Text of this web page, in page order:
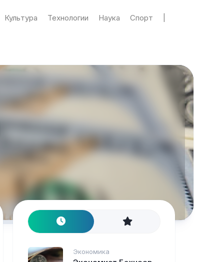
Культура Технологии Наука Спорт
Экономика